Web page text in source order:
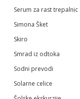
Serum za rast trepalnic
Simona Šket
Skiro
Smrad iz odtoka
Sodni prevodi
Solarne celice